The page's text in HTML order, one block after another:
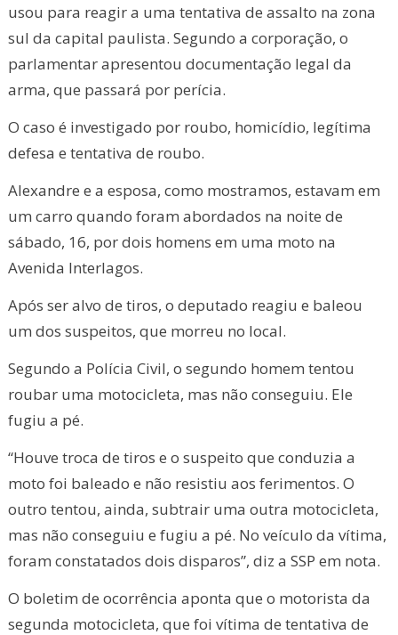
usou para reagir a uma tentativa de assalto na zona
sul da capital paulista. Segundo a corporação, o
parlamentar apresentou documentação legal da
arma, que passará por perícia.
O caso é investigado por roubo, homicídio, legítima
defesa e tentativa de roubo.
Alexandre e a esposa, como mostramos, estavam em
um carro quando foram abordados na noite de
sábado, 16, por dois homens em uma moto na
Avenida Interlagos.
Após ser alvo de tiros, o deputado reagiu e baleou
um dos suspeitos, que morreu no local.
Segundo a Polícia Civil, o segundo homem tentou
roubar uma motocicleta, mas não conseguiu. Ele
fugiu a pé.
“Houve troca de tiros e o suspeito que conduzia a
moto foi baleado e não resistiu aos ferimentos. O
outro tentou, ainda, subtrair uma outra motocicleta,
mas não conseguiu e fugiu a pé. No veículo da vítima,
foram constatados dois disparos”, diz a SSP em nota.
O boletim de ocorrência aponta que o motorista da
segunda motocicleta, que foi vítima de tentativa de